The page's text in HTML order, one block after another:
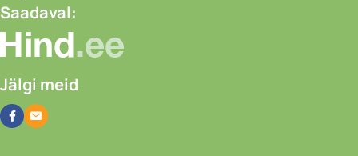
Saadaval:
Jälgi meid